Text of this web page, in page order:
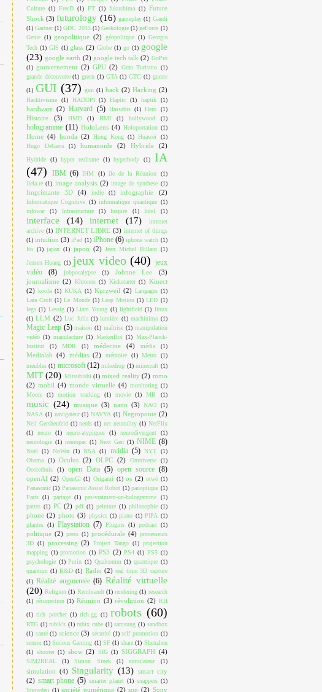
Culture (1) FreeD (1) FT (1) fukushima (1) Future
Shock (3) futurology (16) gameplay (1) Gandi
(1) Gartner (1) GDC 2015 (1) Geekologie (1) geForce (1)
Genie (1) geopolitique (2) géopolitque (1) Georgia
Tech (1) GIS (1) glass (2) Globe (1) go (1) google
(23) google earth (2) google tech talk (2) GoPro
(1) gouvernement (2) GPU (2) Gran Turismo (1)
grande découverte (1) green (1) GTA (1) GTC (1) guerre
(1) GUI (37) gun (1) hack (2) Hacking (2)
Hacktivisme (1) HADOPI (1) Haptic (1) haptik (1)
hardware (2) Harvard (5) Hassabis (1) Hero (1)
Histoire (3) HMD (1) HMI (1) hollywood (1)
hologramme (11) HoloLens (4) Holoportation (1)
Home (4) honda (2) Hong Kong (1) Huawei
(1)
Hugo DeGaris
(1) humanoïde (2) Hybride (2)
Hydride (1) hyper realisme (1) hyperbody (1)
IA
(47)
IBM (6) IHM (1) ile de la Réunion
(1)
ilela.re (1) image analysis (2) image de synthese (1)
Imprimante 3D (4) indie (1) infographie (2)
Informatique Cognitive (1) informatique quantique (1)
infowar
(1) Infrastructure (1) Inspire (1) Intel (1)
interface (14) internet (17)
internet
archive (1) INTERNET LIBRE (3) internet of things
(1) intuition (3) iPad (1) iPhone (6) iphone watch (1)
Ito (1) japan (1) japon (2) Jean Michel Billaut (1)
Jensen Huang (1) jeux video (40) jeux
vidéo
(8) jobpocalypse (1) Johnne Lee
(3)
journalisme (2) Khronos (1) Kickstarter (1) Kinect
(2) koola (1) KUKA (1) Kurzweil (2) Langages (1)
Lara Croft (1) Le Monde (1) Leap Motion (1) LED (1)
legs (1) Lessig (1) Liam Young (1) lightfield (1) linux
(1) LLM (2) Luc Julia (1) lumière (1) machinima (1)
Magic Leap (5) maison (1) maîtrise (1) manipulation
vidéo (1) manufacture (1) MarkerBot (1) Max-Planck-
Institut
(1) MDR (1) médecine (4) média (1)
Medialab (4) médias (2) mémoire (1) Metro
(1)
meubles (1) microsoft (12) mikedrop (1) minecraft (1)
MIT (20) Mitsubishi (1) mixed reality (2) mmo
(2) mobil (4) monde virtuelle (4) monitoring (1)
Moore
(1) motion tracking (1) movie (1) MR (1)
music (24) musique (3) nano (3) NAO
(1)
NASA (1) navigateur (1) NAVYA (1) Negroponte (2)
Neil Gershenfeld (1) nerds (1) net neutrality (1) NetFlix
(1)
neuro (1) neuro-atypiques (1) neurodivergent
(1)
neurologie (1) neuropac (1) Next Gen (1) NIME (8)
Noël (1) NoWar (1) NSA (1) nvidia (5) NYT
(1)
Obama
(1) Oculus (2) OLPC (2) Omniverse
(1)
Oosterhuis
(1) open Data (5) open source (8)
openAI (2) OpenGl (1) Origami (1) os (2) otwé (1)
Panasonic (1) Panasonic Assist Robot (1) panoptique (1)
Paris (1) partage (1) pas-vraiment-un-hologramme
(1)
pattes (1) PC (2) pdf (1) peinture (1) philosophie (1)
phone (2) photo (3) physics (1) piano (1) PIPA (1)
plantes (1) Playstation (7) Plugins (1) podcast (1)
politique (2) press (1) procédurale (4) processeurs
3D (1) processing (2) Project Tango (1) projection
mapping (1) promotion (1) PS3 (2) PS4 (1) PS5 (1)
psychologie (1) Putin (1) Qualcomm (1) quantique (1)
quantum (1) R&D (1) Radio (2) real time 3D capture
(1) Réalité augmentée (6) Réalité virtuelle
(20) Religion (1) Rembrandt (1) rendering (1) research
(1) résurrection (1) Réunion (3) révolution (2) RH
(1) rich porcher (1) rich.gg (1) robots (60)
RTG (1) rubik's (1) rubix cube (1) samsung (1) sandbox
(1) santé (1) science (3) sécurité (1) self promotion (1)
sensor (1) Serious Gaming (1) SF (1) share (1) Shenzhen
(1) shooter (1) show (2) SIG (1) SIGGRAPH (4)
SIM2REAL (1) Simon Sinek (1) simulateur (1)
simulation (4) Singularity (13)
smart city
(2) smart phone (5) smarter planet (1) snappers (1)
Snowden (1) société numérique (2) son (2) Sony